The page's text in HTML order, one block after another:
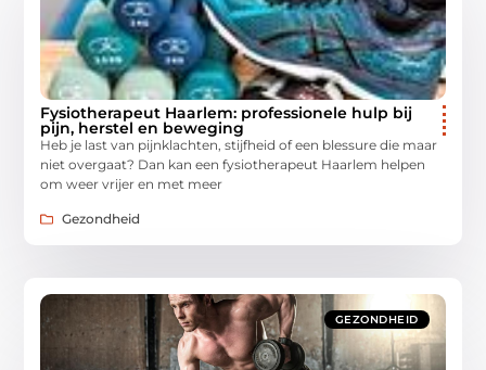
Fysiotherapeut Haarlem: professionele hulp bij
pijn, herstel en beweging
Heb je last van pijnklachten, stijfheid of een blessure die maar
niet overgaat? Dan kan een fysiotherapeut Haarlem helpen
om weer vrijer en met meer
Gezondheid
GEZONDHEID